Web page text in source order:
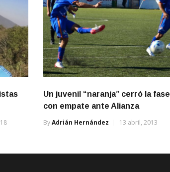
Un juvenil “naranja” cerró la fase
con empate ante Alianza
ByAdrián Hernández 13 abril, 2013